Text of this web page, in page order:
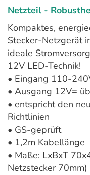
Netzteil -
Kompaktes,
Stecker-Netzgerät
ideale
12V LED-Technik!
• Eingang 110-
• Ausgang 12V=
• entspricht den
Richtlinien
• GS-geprüft
• 1,2m Kabellänge
• Maße: LxBxT
Netzstecker 70mm)